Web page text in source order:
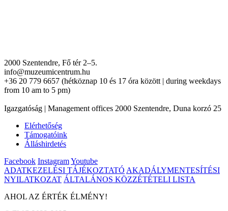
2000 Szentendre, Fő tér 2–5.
info@muzeumicentrum.hu
+36 20 779 6657 (hétköznap 10 és 17 óra között | during weekdays
from 10 am to 5 pm)
Igazgatóság | Management offices 2000 Szentendre, Duna korzó 25
Elérhetőség
Támogatóink
Álláshirdetés
Facebook InstagramYoutube
ADATKEZELÉSI TÁJÉKOZTATÓ AKADÁLYMENTESÍTÉSI
NYILATKOZAT ÁLTALÁNOS KÖZZÉTÉTELI LISTA
AHOL AZ ÉRTÉK ÉLMÉNY!